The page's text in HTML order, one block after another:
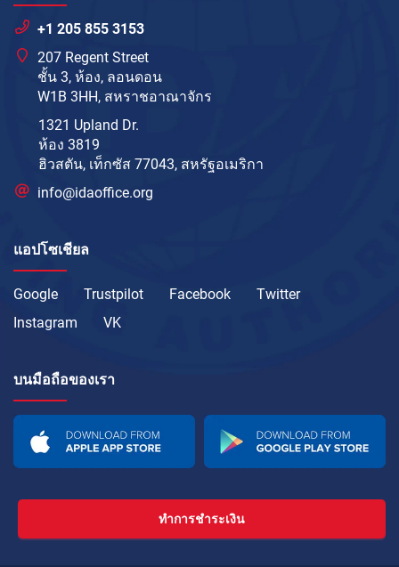
+1 205 855 3153
207 Regent Street
ชั้น 3, ห้อง, ลอนดอน
W1B 3HH, สหราชอาณาจักร
1321 Upland Dr.
ห้อง 3819
ฮิวสตัน, เท็กซัส 77043, สหรัฐอเมริกา
info@idaoffice.org
แอปโซเชียล
Google Trustpilot Facebook
Twitter
Instagram
VK
บนมือถือของเรา
ทำการชำระเงิน